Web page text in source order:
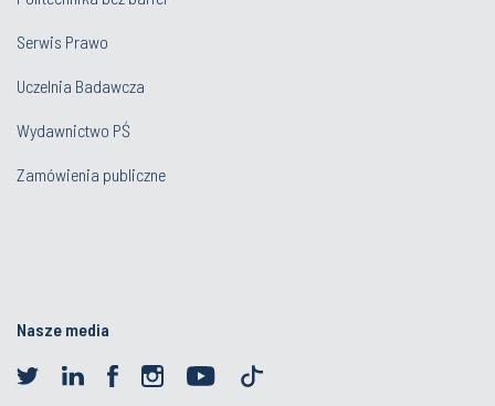
Serwis Prawo
Uczelnia Badawcza
Wydawnictwo PŚ
Zamówienia publiczne
Nasze media